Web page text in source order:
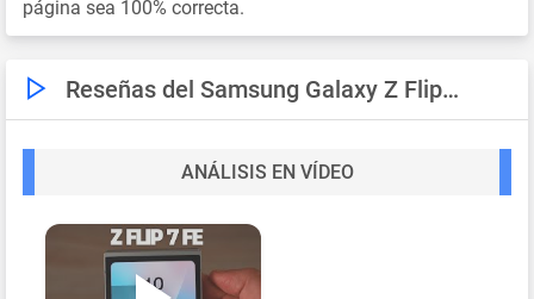
página sea 100% correcta.
Reseñas del Samsung Galaxy Z Flip7 FE
ANÁLISIS EN VÍDEO